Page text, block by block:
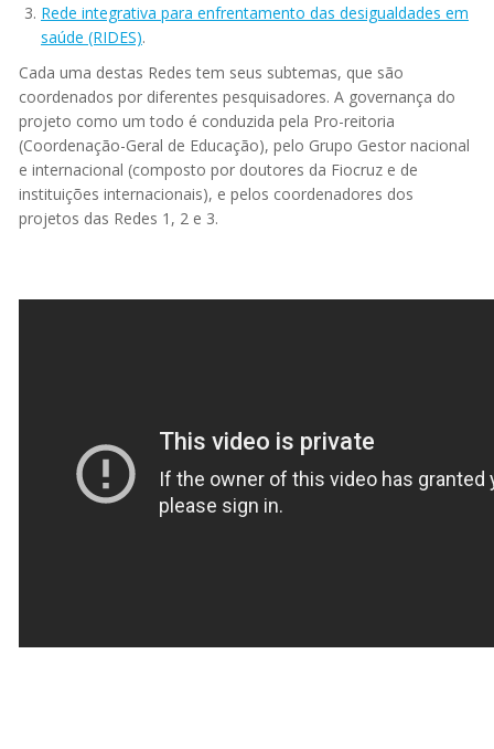
Rede integrativa para enfrentamento das desigualdades em
saúde (RIDES).
Cada uma destas Redes tem seus subtemas, que são
coordenados por diferentes pesquisadores. A governança do
projeto como um todo é conduzida pela Pro-reitoria
(Coordenação-Geral de Educação), pelo Grupo Gestor nacional
e internacional (composto por doutores da Fiocruz e de
instituições internacionais), e pelos coordenadores dos
projetos das Redes 1, 2 e 3.